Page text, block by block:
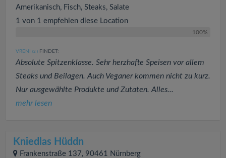
Amerikanisch, Fisch, Steaks, Salate
1 von 1 empfehlen diese Location
100%
VRENI (2 ) FINDET:
Absolute Spitzenklasse. Sehr herzhafte Speisen vor allem
Steaks und Beilagen. Auch Veganer kommen nicht zu kurz.
Nur ausgewählte Produkte und Zutaten. Alles...
mehr lesen
Kniedlas Hüddn
Frankenstraße 137, 90461 Nürnberg